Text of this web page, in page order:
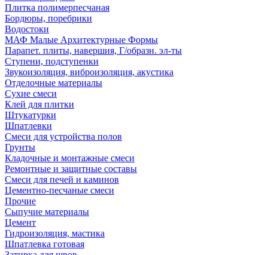
Плитка полимерпесчаная
Бордюры, поребрики
Водостоки
МАФ Малые Архитектурные Формы
Парапет. плиты, навершия, Г/образн. эл-ты
Ступени, подступенки
Звукоизоляция, виброизоляция, акустика
Отделочные материалы
Сухие смеси
Клей для плитки
Штукатурки
Шпатлевки
Смеси для устройства полов
Грунты
Кладочные и монтажные смеси
Ремонтные и защитные составы
Смеси для печей и каминов
Цементно-песчаные смеси
Прочие
Сыпучие материалы
Цемент
Гидроизоляция, мастика
Шпатлевка готовая